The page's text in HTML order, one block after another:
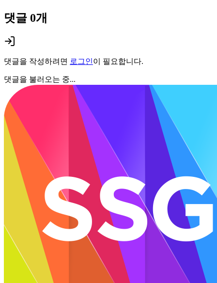
댓글 0개
댓글을 작성하려면 로그인이 필요합니다.
댓글을 불러오는 중...